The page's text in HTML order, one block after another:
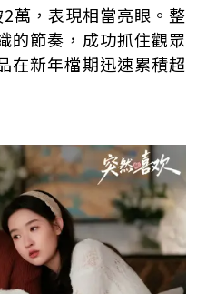
萬，表現相當亮眼。整
的節奏，成功抓住觀眾
在新年檔期迅速累積超